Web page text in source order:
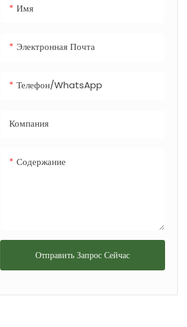
Имя
Электронная Почта
Телефон/WhatsApp
Компания
Содержание
Отправить Запрос Сейчас